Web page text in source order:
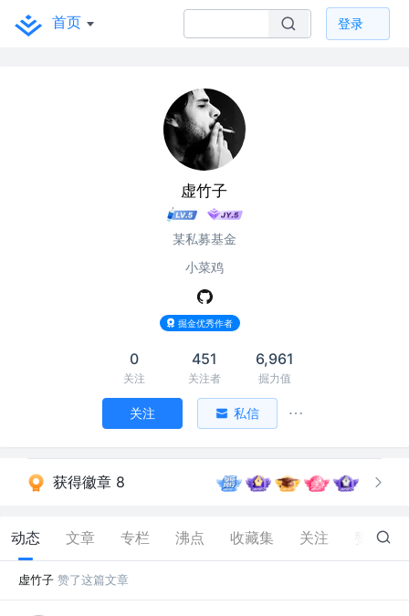
首页 登录
虚竹子
某私募基金
小菜鸡
掘金优秀作者
0
关注
451
关注者
6,961
掘力值
关注 私信
获得徽章 8
动态 文章 专栏 沸点 收藏集 关注 1.1K
虚竹子 赞了这篇文章